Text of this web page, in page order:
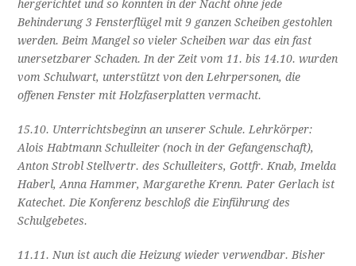
hergerichtet und so konnten in der Nacht ohne jede
Behinderung 3 Fensterflügel mit 9 ganzen Scheiben gestohlen
werden. Beim Mangel so vieler Scheiben war das ein fast
unersetzbarer Schaden. In der Zeit vom 11. bis 14.10. wurden
vom Schulwart, unterstützt von den Lehrpersonen, die
offenen Fenster mit Holzfaserplatten vermacht.
15.10. Unterrichtsbeginn an unserer Schule. Lehrkörper:
Alois Habtmann Schulleiter (noch in der Gefangenschaft),
Anton Strobl Stellvertr. des Schulleiters, Gottfr. Knab, Imelda
Haberl, Anna Hammer, Margarethe Krenn. Pater Gerlach ist
Katechet. Die Konferenz beschloß die Einführung des
Schulgebetes.
11.11. Nun ist auch die Heizung wieder verwendbar. Bisher